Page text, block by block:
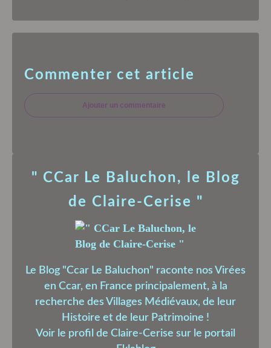
Commenter cet article
Ajouter un commentaire
" CCar Le Baluchon, le Blog
de Claire-Cerise "
Le Blog "Ccar Le Baluchon" raconte nos Virées
en Ccar, en France principalement, à la
recherche des Villages Médiévaux, de leur
Histoire et de leur Patrimoine !
Voir le profil de Claire-Cerise sur le portail